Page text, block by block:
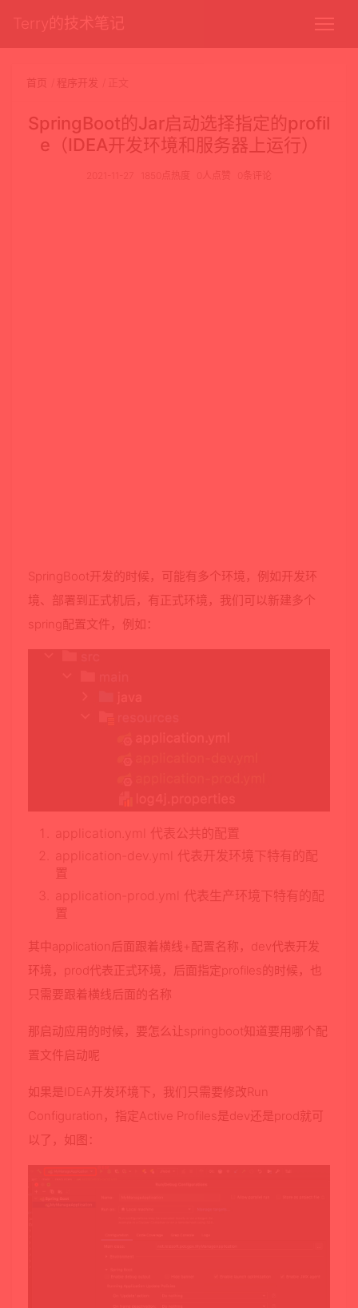
Terry的技术笔记
首页 程序开发
SpringBoot的Jar启动选择指定的profil
e（IDEA开发环境和服务器上运行）
SpringBoot开发的时候，可能有多个环境，例如开发环
境、部署到正式机后，有正式环境，我们可以新建多个
spring配置文件，例如：
application.yml 代表公共的配置
application-dev.yml 代表开发环境下特有的配
置
application-prod.yml 代表生产环境下特有的配
置
其中application后面跟着横线+配置名称，dev代表开发
环境，prod代表正式环境，后面指定profiles的时候，也
只需要跟着横线后面的名称
那启动应用的时候，要怎么让springboot知道要用哪个配
置文件启动呢
如果是IDEA开发环境下，我们只需要修改Run
Configuration，指定Active Profiles是dev还是prod就可
以了，如图：